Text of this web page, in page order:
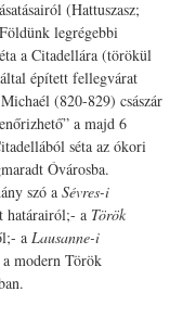
(Hattuszasz;
legrégebbi
a Citadellára (törökül
épített fellegvárat
(820-829) császár
a majd 6
séta az ókori
Óvárosba.
szó a Sévres-i
határairól;- a Török
a Lausanne-i
modern Török